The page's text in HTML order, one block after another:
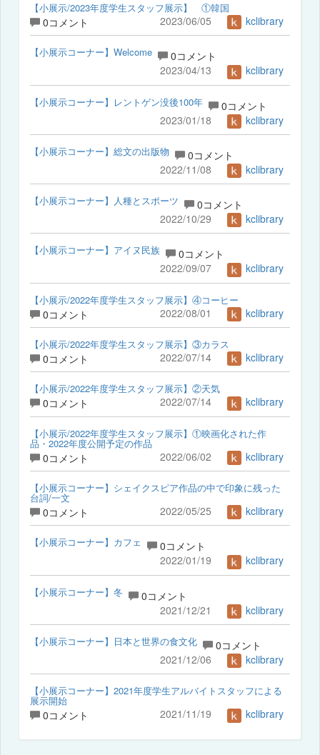
【小展示/2023年度学生スタッフ展示】 ①韓国
0コメント 2023/06/05 kclibrary
【小展示コーナー】Welcome
0コメント
2023/04/13
kclibrary
【小展示コーナー】レントゲン没後100年
0コメント
2023/01/18
kclibrary
【小展示コーナー】総文の出版物
0コメント
2022/11/08
kclibrary
【小展示コーナー】人種とスポーツ
0コメント
2022/10/29
kclibrary
【小展示コーナー】アイヌ民族
0コメント
2022/09/07
kclibrary
【小展示/2022年度学生スタッフ展示】④コーヒー
0コメント 2022/08/01 kclibrary
【小展示/2022年度学生スタッフ展示】③カラス
0コメント 2022/07/14 kclibrary
【小展示/2022年度学生スタッフ展示】②天気
0コメント 2022/07/14 kclibrary
【小展示/2022年度学生スタッフ展示】①映画化された作
品・2022年度公開予定の作品
0コメント 2022/06/02 kclibrary
【小展示コーナー】シェイクスピア作品の中で印象に残った
台詞/一文
0コメント 2022/05/25 kclibrary
【小展示コーナー】カフェ
0コメント
2022/01/19
kclibrary
【小展示コーナー】冬
0コメント
2021/12/21
kclibrary
【小展示コーナー】日本と世界の食文化
0コメント
2021/12/06
kclibrary
【小展示コーナー】2021年度学生アルバイトスタッフによる
展示開始
0コメント 2021/11/19 kclibrary